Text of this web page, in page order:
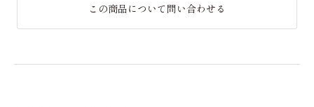
この商品について問い合わせる